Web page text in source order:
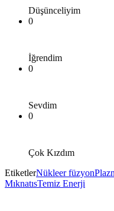
Düşünceliyim
0
İğrendim
0
Sevdim
0
Çok Kızdım
EtiketlerNükleer füzyon
MıknatısTemiz Enerji